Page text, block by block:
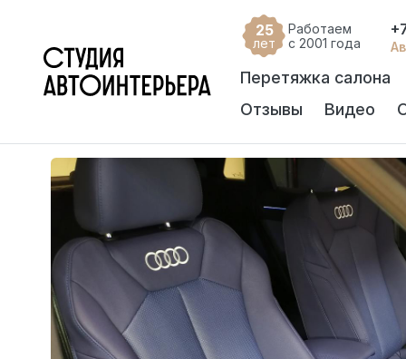
25
лет
Работаем
с 2001 года
Перетяжка салона
Отзывы
Видео